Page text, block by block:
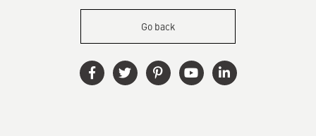
Go back